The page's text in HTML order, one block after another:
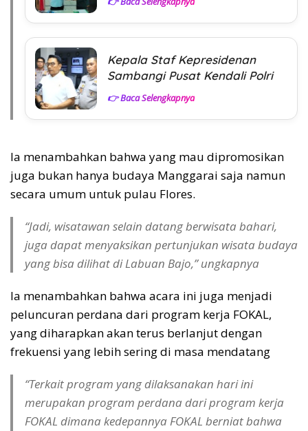
Kepala Staf Kepresidenan
Sambangi Pusat Kendali Polri
👉 Baca Selengkapnya
Ia menambahkan bahwa yang mau dipromosikan
juga bukan hanya budaya Manggarai saja namun
secara umum untuk pulau Flores.
“Jadi, wisatawan selain datang berwisata bahari,
juga dapat menyaksikan pertunjukan wisata budaya
yang bisa dilihat di Labuan Bajo,” ungkapnya
Ia menambahkan bahwa acara ini juga menjadi
peluncuran perdana dari program kerja FOKAL,
yang diharapkan akan terus berlanjut dengan
frekuensi yang lebih sering di masa mendatang
“Terkait program yang dilaksanakan hari ini
merupakan program perdana dari program kerja
FOKAL dimana kedepannya FOKAL berniat bahwa